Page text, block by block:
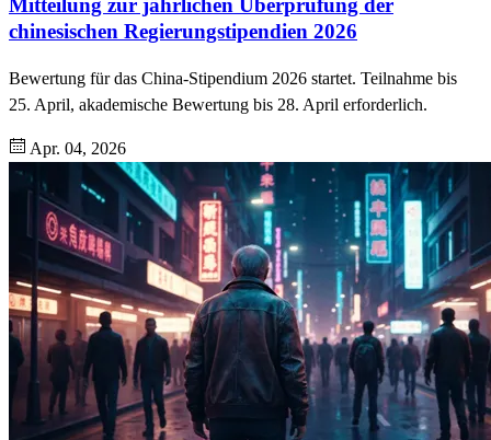
Mitteilung zur jährlichen Überprüfung der
chinesischen Regierungstipendien 2026
Bewertung für das China-Stipendium 2026 startet. Teilnahme bis
25. April, akademische Bewertung bis 28. April erforderlich.
Apr. 04, 2026